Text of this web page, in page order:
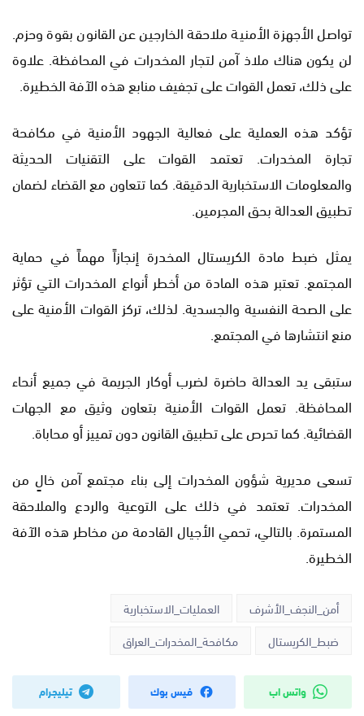
تواصل الأجهزة الأمنية ملاحقة الخارجين عن القانون بقوة وحزم.
لن يكون هناك ملاذ آمن لتجار المخدرات في المحافظة. علاوة
على ذلك، تعمل القوات على تجفيف منابع هذه الآفة الخطيرة.
تؤكد هذه العملية على فعالية الجهود الأمنية في مكافحة
تجارة المخدرات. تعتمد القوات على التقنيات الحديثة
والمعلومات الاستخبارية الدقيقة. كما تتعاون مع القضاء لضمان
تطبيق العدالة بحق المجرمين.
يمثل ضبط مادة الكريستال المخدرة إنجازاً مهماً في حماية
المجتمع. تعتبر هذه المادة من أخطر أنواع المخدرات التي تؤثر
على الصحة النفسية والجسدية. لذلك، تركز القوات الأمنية على
منع انتشارها في المجتمع.
ستبقى يد العدالة حاضرة لضرب أوكار الجريمة في جميع أنحاء
المحافظة. تعمل القوات الأمنية بتعاون وثيق مع الجهات
القضائية. كما تحرص على تطبيق القانون دون تمييز أو محاباة.
تسعى مديرية شؤون المخدرات إلى بناء مجتمع آمن خالٍ من
المخدرات. تعتمد في ذلك على التوعية والردع والملاحقة
المستمرة. بالتالي، تحمي الأجيال القادمة من مخاطر هذه الآفة
الخطيرة.
أمن_النجف_الأشرف
العمليات_الاستخبارية
ضبط_الكريستال
مكافحة_المخدرات_العراق
واتس اب فيس بوك تيليجرام